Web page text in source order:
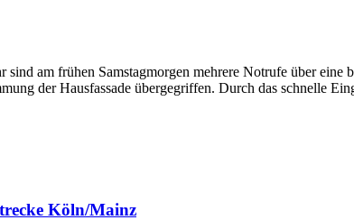
am frühen Samstagmorgen mehrere Notrufe über
der Hausfassade übergegriffen. Durch das schnelle
Köln/Mainz